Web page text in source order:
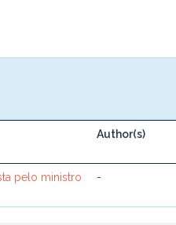
Author(s)
pelo ministro
-